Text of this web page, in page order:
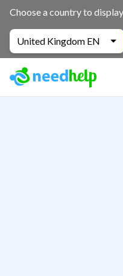
Choose a country to
United Kingdom EN